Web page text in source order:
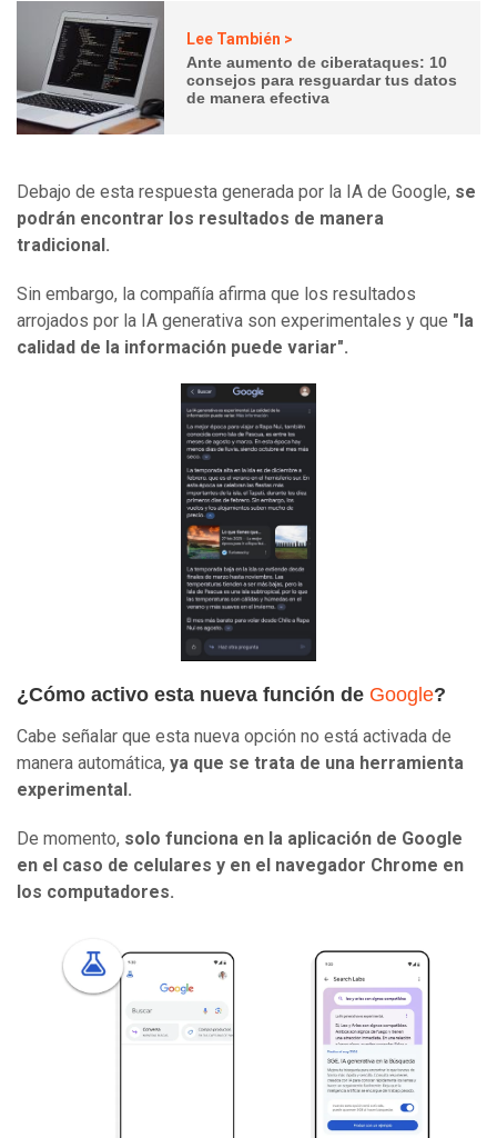
Lee También >
Ante aumento de ciberataques: 10
consejos para resguardar tus datos
de manera efectiva
Debajo de esta respuesta generada por la IA de Google, se
podrán encontrar los resultados de manera
tradicional.
Sin embargo, la compañía afirma que los resultados
arrojados por la IA generativa son experimentales y que "la
calidad de la información puede variar".
¿Cómo activo esta nueva función de Google?
Cabe señalar que esta nueva opción no está activada de
manera automática, ya que se trata de una herramienta
experimental.
De momento, solo funciona en la aplicación de Google
en el caso de celulares y en el navegador Chrome en
los computadores.